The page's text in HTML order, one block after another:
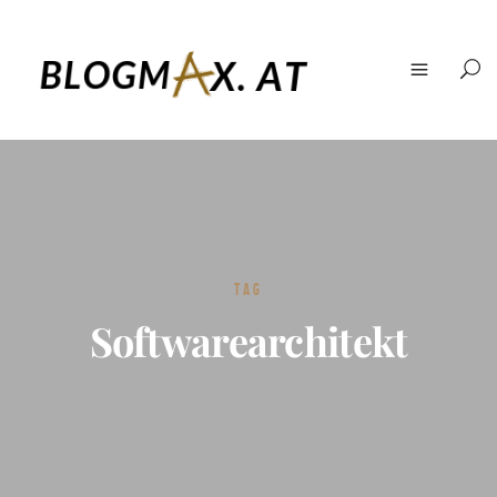
TAG
Softwarearchitekt